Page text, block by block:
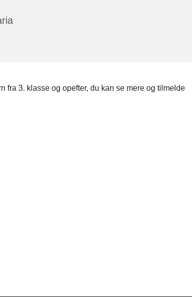
fra 3. klasse og opefter, du kan se mere og tilmelde